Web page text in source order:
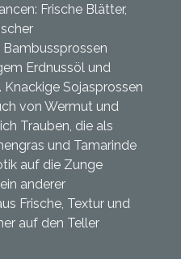
Frische Blätter,
Erdnussöl und
Sojasprossen
von Wermut und
Trauben, die als
und Tamarinde
auf die Zunge
anderer
Frische, Textur und
auf den Teller